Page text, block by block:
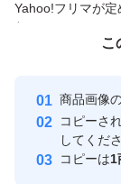
まれます。チャ
を抑え、食後
肪、内臓脂肪
サポートする
告されていま
Yahoo!フリマが
付与しています
安心取引出品
取引実績
こ
商品画像
コピーさ
してくだ
コピーは1
この商品をみ